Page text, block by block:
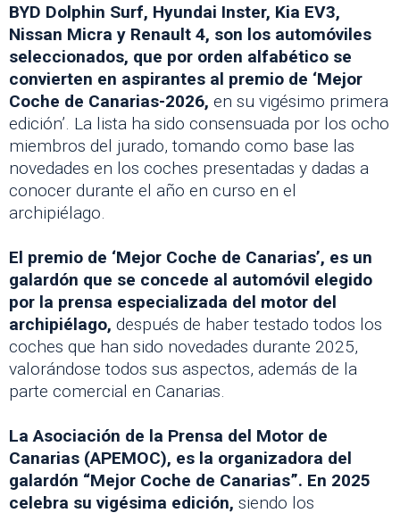
BYD Dolphin Surf, Hyundai Inster, Kia EV3,
Nissan Micra y Renault 4, son los automóviles
seleccionados, que por orden alfabético se
convierten en aspirantes al premio de ‘Mejor
Coche de Canarias-2026, en su vigésimo primera
edición’. La lista ha sido consensuada por los ocho
miembros del jurado, tomando como base las
novedades en los coches presentadas y dadas a
conocer durante el año en curso en el
archipiélago.
El premio de ‘Mejor Coche de Canarias’, es un
galardón que se concede al automóvil elegido
por la prensa especializada del motor del
archipiélago, después de haber testado todos los
coches que han sido novedades durante 2025,
valorándose todos sus aspectos, además de la
parte comercial en Canarias.
La Asociación de la Prensa del Motor de
Canarias (APEMOC), es la organizadora del
galardón “Mejor Coche de Canarias”. En 2025
celebra su vigésima edición, siendo los